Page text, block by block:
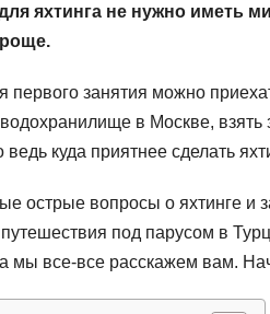
яхтинга не нужно иметь
первого занятия можно
в Москве, взять
куда приятнее сделать
острые вопросы о яхтинге и
под парусом в
а мы все-все расскажем вам.